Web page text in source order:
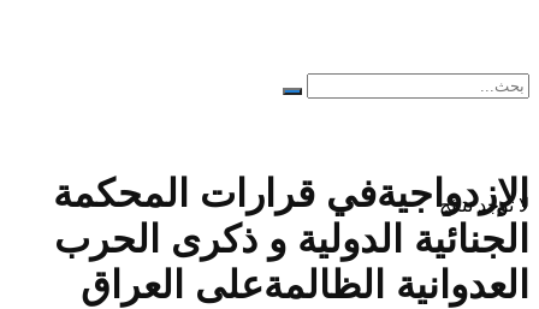
لا توجد نتائج
الإزدواجيةفي قرارات المحكمة
الجنائية الدولية و ذكرى الحرب
العدوانية الظالمةعلى العراق